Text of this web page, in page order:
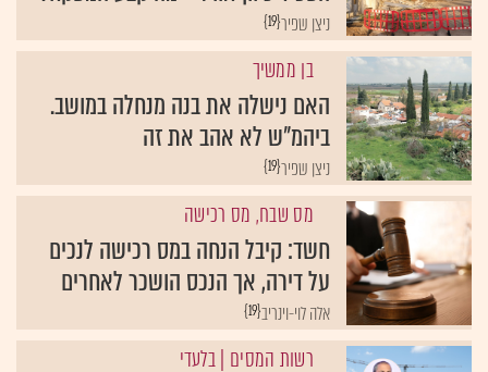
{19}ניצן שפיר
בן ממשיך
האם נישלה את בנה מנחלה במושב.
ביהמ"ש לא אהב את זה
{19}ניצן שפיר
מס שבח, מס רכישה
חשד: קיבל הנחה במס רכישה לנכים
על דירה, אך הנכס הושכר לאחרים
{19}אלה לוי-וינריב
רשות המסים | בלעדי